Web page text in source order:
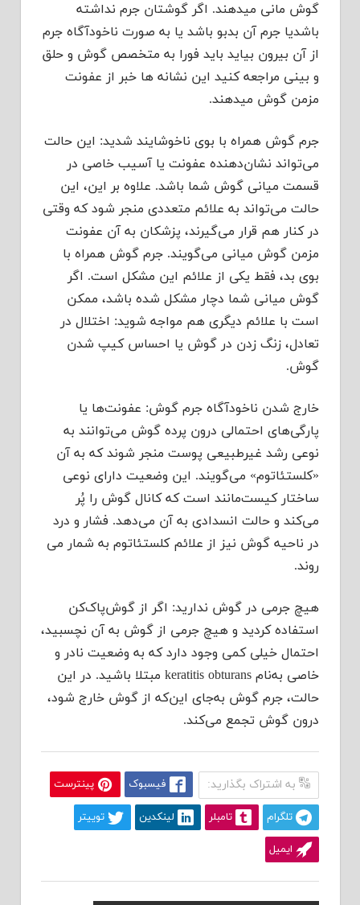
گوش مانی میدهند. اگر گوشتان جرم نداشته
باشدیا جرم آن بدبو باشد یا به صورت ناخودآگاه جرم
از آن بیرون بیاید باید فورا به متخصص گوش و حلق
و بینی مراجعه کنید این نشانه ها خبر از عفونت
مزمن گوش میدهند.
جرم گوش همراه با بوی ناخوشایند شدید: این حالت
می‌تواند نشان‌دهنده عفونت یا آسیب خاصی در
قسمت میانی گوش شما باشد. علاوه بر این، این
حالت می‌تواند به علائم متعددی منجر شود که وقتی
در کنار هم قرار می‌گیرند، پزشکان به آن عفونت
مزمن گوش میانی می‌گویند. جرم گوش همراه با
بوی بد، فقط یکی از علائم این مشکل است. اگر
گوش میانی شما دچار مشکل شده باشد، ممکن
است با علائم دیگری هم مواجه شوید: اختلال در
تعادل، زنگ زدن در گوش یا احساس کیپ شدن
گوش.
خارج شدن ناخودآگاه جرم گوش: عفونت‌ها یا
پارگی‌های احتمالی درون پرده گوش می‌توانند به
نوعی رشد غیرطبیعی پوست منجر شوند که به آن
«کلستئاتوم» می‌گویند. این وضعیت دارای نوعی
ساختار کیست‌مانند است که کانال گوش را پُر
می‌کند و حالت انسدادی به آن می‌دهد. فشار و درد
در ناحیه گوش نیز از علائم کلستئاتوم به شمار می
روند.
هیچ جرمی در گوش ندارید: اگر از گوش‌پاک‌کن
استفاده کردید و هیچ جرمی از گوش به آن نچسبید،
احتمال خیلی کمی وجود دارد که به وضعیت نادر و
خاصی به‌نام keratitis obturans مبتلا باشید. در این
حالت، جرم گوش به‌جای این‌که از گوش خارج شود،
درون گوش تجمع می‌کند.
به اشتراک بگذارید: فیسبوک پینترست
تلگرام تامبلر لینکدین توییتر
ایمیل